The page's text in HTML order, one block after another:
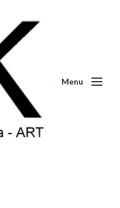
Menu